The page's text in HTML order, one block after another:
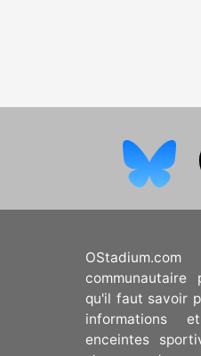
qu'il faut savoir
informations
enceintes